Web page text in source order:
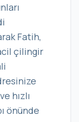
Fatih,
çilingir
hızlı
önünde